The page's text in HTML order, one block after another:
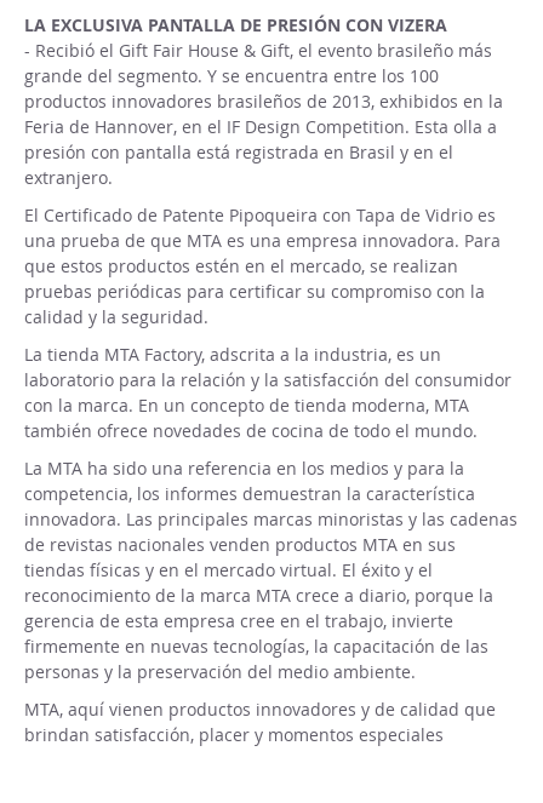
LA EXCLUSIVA PANTALLA DE PRESIÓN CON VIZERA
- Recibió el Gift Fair House & Gift, el evento brasileño más
grande del segmento. Y se encuentra entre los 100
productos innovadores brasileños de 2013, exhibidos en la
Feria de Hannover, en el IF Design Competition. Esta olla a
presión con pantalla está registrada en Brasil y en el
extranjero.
El Certificado de Patente Pipoqueira con Tapa de Vidrio es
una prueba de que MTA es una empresa innovadora. Para
que estos productos estén en el mercado, se realizan
pruebas periódicas para certificar su compromiso con la
calidad y la seguridad.
La tienda MTA Factory, adscrita a la industria, es un
laboratorio para la relación y la satisfacción del consumidor
con la marca. En un concepto de tienda moderna, MTA
también ofrece novedades de cocina de todo el mundo.
La MTA ha sido una referencia en los medios y para la
competencia, los informes demuestran la característica
innovadora. Las principales marcas minoristas y las cadenas
de revistas nacionales venden productos MTA en sus
tiendas físicas y en el mercado virtual. El éxito y el
reconocimiento de la marca MTA crece a diario, porque la
gerencia de esta empresa cree en el trabajo, invierte
firmemente en nuevas tecnologías, la capacitación de las
personas y la preservación del medio ambiente.
MTA, aquí vienen productos innovadores y de calidad que
brindan satisfacción, placer y momentos especiales